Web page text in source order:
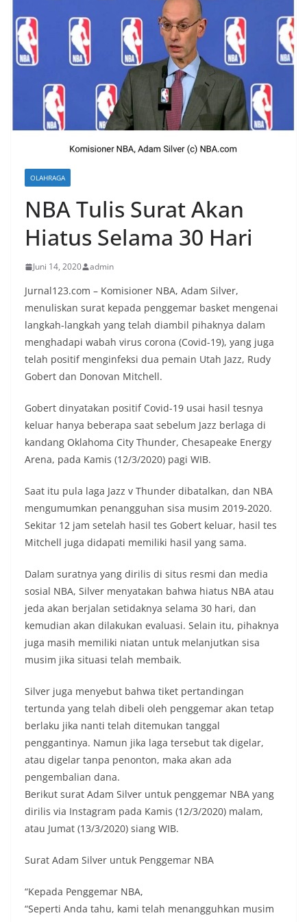
OLAHRAGA
NBA Tulis Surat Akan
Hiatus Selama 30 Hari
Juni 14, 2020 admin
Jurnal123.com – Komisioner NBA, Adam Silver,
menuliskan surat kepada penggemar basket mengenai
langkah-langkah yang telah diambil pihaknya dalam
menghadapi wabah virus corona (Covid-19), yang juga
telah positif menginfeksi dua pemain Utah Jazz, Rudy
Gobert dan Donovan Mitchell.
Gobert dinyatakan positif Covid-19 usai hasil tesnya
keluar hanya beberapa saat sebelum Jazz berlaga di
kandang Oklahoma City Thunder, Chesapeake Energy
Arena, pada Kamis (12/3/2020) pagi WIB.
Saat itu pula laga Jazz v Thunder dibatalkan, dan NBA
mengumumkan penangguhan sisa musim 2019-2020.
Sekitar 12 jam setelah hasil tes Gobert keluar, hasil tes
Mitchell juga didapati memiliki hasil yang sama.
Dalam suratnya yang dirilis di situs resmi dan media
sosial NBA, Silver menyatakan bahwa hiatus NBA atau
jeda akan berjalan setidaknya selama 30 hari, dan
kemudian akan dilakukan evaluasi. Selain itu, pihaknya
juga masih memiliki niatan untuk melanjutkan sisa
musim jika situasi telah membaik.
Silver juga menyebut bahwa tiket pertandingan
tertunda yang telah dibeli oleh penggemar akan tetap
berlaku jika nanti telah ditemukan tanggal
penggantinya. Namun jika laga tersebut tak digelar,
atau digelar tanpa penonton, maka akan ada
pengembalian dana.
Berikut surat Adam Silver untuk penggemar NBA yang
dirilis via Instagram pada Kamis (12/3/2020) malam,
atau Jumat (13/3/2020) siang WIB.
Surat Adam Silver untuk Penggemar NBA
“Kepada Penggemar NBA,
“Seperti Anda tahu, kami telah menangguhkan musim